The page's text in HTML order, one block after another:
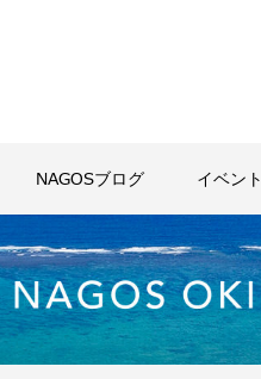
NAGOSブログ イベント